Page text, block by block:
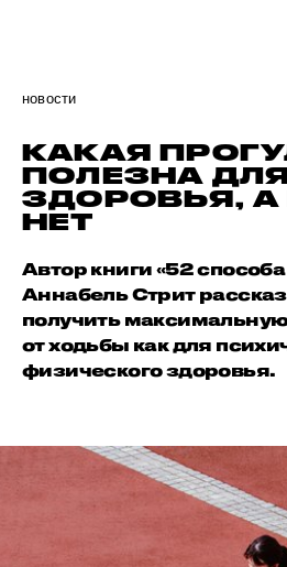
новости
КАКАЯ
ПОЛЕЗНА
ЗДОРОВЬЯ, А
НЕТ
Автор книги «52 способа
Аннабель Стрит
получить
от ходьбы как для
физического здоровья.